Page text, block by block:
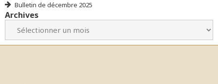
Bulletin de décembre 2025
Archives